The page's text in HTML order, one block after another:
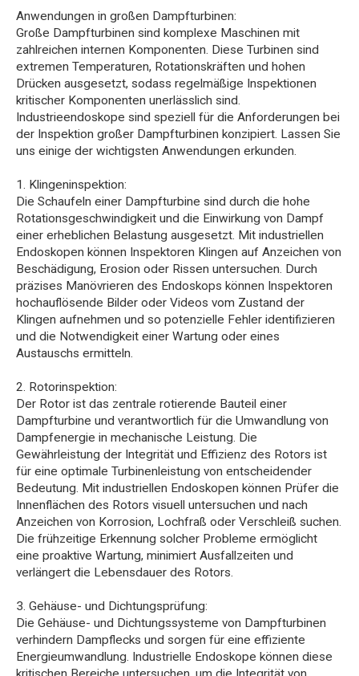
Anwendungen in großen Dampfturbinen:
Große Dampfturbinen sind komplexe Maschinen mit
zahlreichen internen Komponenten. Diese Turbinen sind
extremen Temperaturen, Rotationskräften und hohen
Drücken ausgesetzt, sodass regelmäßige Inspektionen
kritischer Komponenten unerlässlich sind.
Industrieendoskope sind speziell für die Anforderungen bei
der Inspektion großer Dampfturbinen konzipiert. Lassen Sie
uns einige der wichtigsten Anwendungen erkunden.
1. Klingeninspektion:
Die Schaufeln einer Dampfturbine sind durch die hohe
Rotationsgeschwindigkeit und die Einwirkung von Dampf
einer erheblichen Belastung ausgesetzt. Mit industriellen
Endoskopen können Inspektoren Klingen auf Anzeichen von
Beschädigung, Erosion oder Rissen untersuchen. Durch
präzises Manövrieren des Endoskops können Inspektoren
hochauflösende Bilder oder Videos vom Zustand der
Klingen aufnehmen und so potenzielle Fehler identifizieren
und die Notwendigkeit einer Wartung oder eines
Austauschs ermitteln.
2. Rotorinspektion:
Der Rotor ist das zentrale rotierende Bauteil einer
Dampfturbine und verantwortlich für die Umwandlung von
Dampfenergie in mechanische Leistung. Die
Gewährleistung der Integrität und Effizienz des Rotors ist
für eine optimale Turbinenleistung von entscheidender
Bedeutung. Mit industriellen Endoskopen können Prüfer die
Innenflächen des Rotors visuell untersuchen und nach
Anzeichen von Korrosion, Lochfraß oder Verschleiß suchen.
Die frühzeitige Erkennung solcher Probleme ermöglicht
eine proaktive Wartung, minimiert Ausfallzeiten und
verlängert die Lebensdauer des Rotors.
3. Gehäuse- und Dichtungsprüfung:
Die Gehäuse- und Dichtungssysteme von Dampfturbinen
verhindern Dampflecks und sorgen für eine effiziente
Energieumwandlung. Industrielle Endoskope können diese